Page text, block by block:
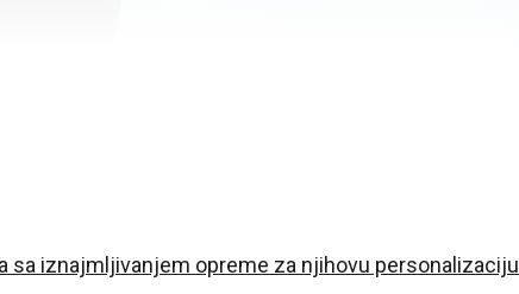
sa iznajmljivanjem opreme za njihovu personalizaciju